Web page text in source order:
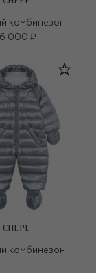
комбинезон
16 000 ₽
CHEPE
комбинезон